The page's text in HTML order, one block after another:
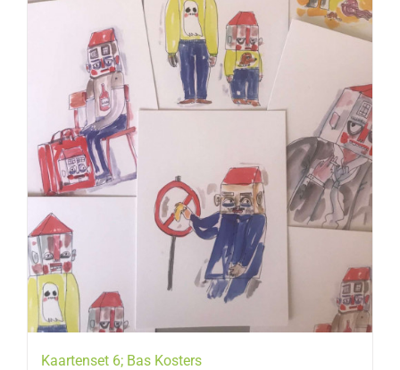
Kaartenset 6; Bas Kosters